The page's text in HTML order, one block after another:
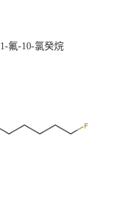
1-氟-10-氯癸烷